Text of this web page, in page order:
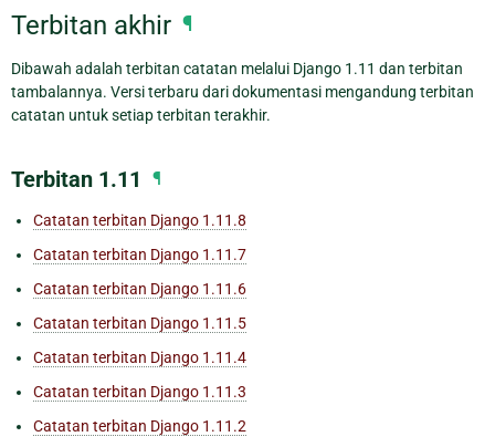
Terbitan akhir ¶
Dibawah adalah terbitan catatan melalui Django 1.11 dan terbitan
tambalannya. Versi terbaru dari dokumentasi mengandung terbitan
catatan untuk setiap terbitan terakhir.
Terbitan 1.11 ¶
Catatan terbitan Django 1.11.8
Catatan terbitan Django 1.11.7
Catatan terbitan Django 1.11.6
Catatan terbitan Django 1.11.5
Catatan terbitan Django 1.11.4
Catatan terbitan Django 1.11.3
Catatan terbitan Django 1.11.2